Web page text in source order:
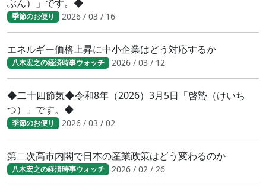
ぶん）」です。◆
季節のお便り 2026 / 03 / 16
エネルギー価格上昇に中小企業はどう対応するか
八木宏之の経済時事ウォッチ 2026 / 03 / 12
◆二十四節気◆令和8年（2026）3月5日「啓蟄（けいち
つ）」です。◆
季節のお便り 2026 / 03 / 02
第二次高市内閣で日本の産業政策はどう変わるのか
八木宏之の経済時事ウォッチ 2026 / 02 / 26